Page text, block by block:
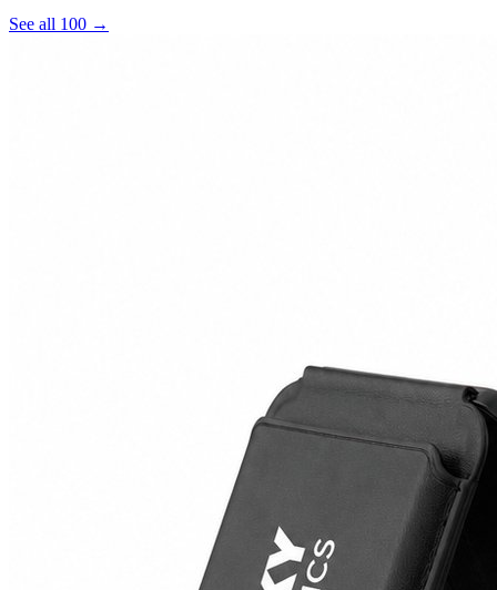
See all 100 →